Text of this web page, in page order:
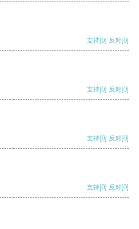
支持[0] 反对[0]
支持[0] 反对[0]
支持[0] 反对[0]
支持[0] 反对[0]